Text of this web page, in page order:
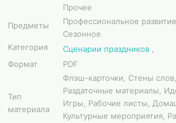
Прочее
Предметы
Профессиональное
Сезонное
Категория
Сценарии праздников
Формат
PDF
Тип
материала
Флэш-карточки, Стены
Раздаточные материалы,
Игры, Рабочие листы,
Культурные мероприятия,